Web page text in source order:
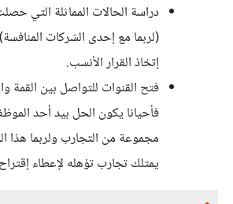
دراسة الحالات المماثلة التي
(لربما مع إحدى الشركات
إتخاذ القرار الأنسب.
فتح القنوات للتواصل بين القمة
فأحيانا يكون الحل بيد أحد
مجموعة من التجارب ولربما هذا
يمتلك تجارب تؤهله لإعطاء